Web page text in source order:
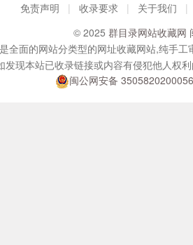
免责声明 | 收录要求 | 关于我们 |
© 2025 群目录网站收藏网
全面的网站分类型的网址收藏网站,纯手
发现本站已收录链接或内容有侵犯他人权
闽公网安备